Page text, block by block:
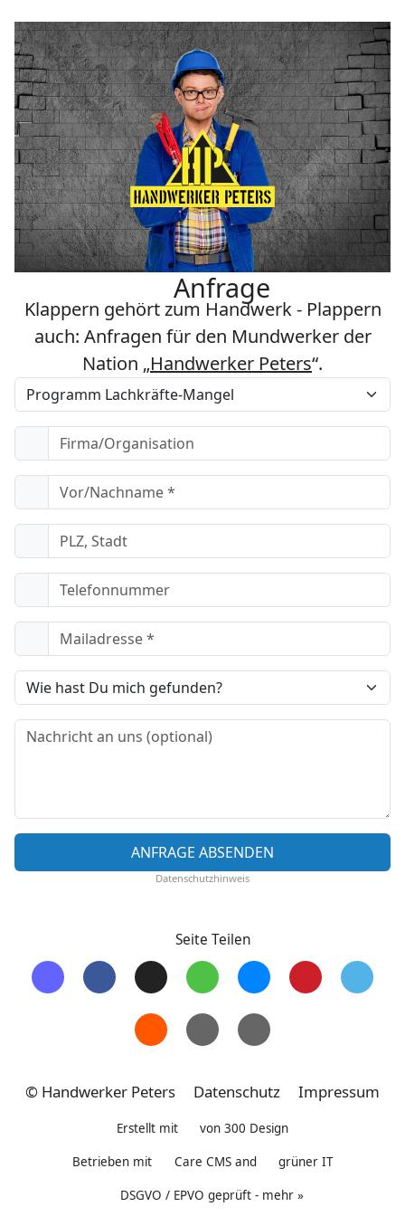
Anfrage
Klappern gehört zum Handwerk - Plappern
auch: Anfragen für den Mundwerker der
Nation „Handwerker Peters“.
ANFRAGE ABSENDEN
Datenschutzhinweis
Seite Teilen
© Handwerker Peters Datenschutz Impressum
Erstellt mit von300 Design
Betrieben mit Care CMSand grüner IT
DSGVO / EPVO geprüft - mehr »